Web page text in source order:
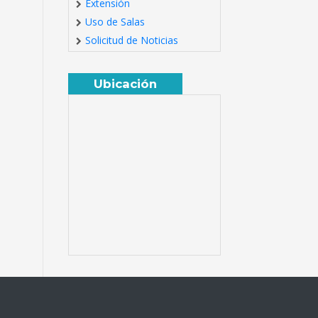
Extensión
Uso de Salas
Solicitud de Noticias
Ubicación